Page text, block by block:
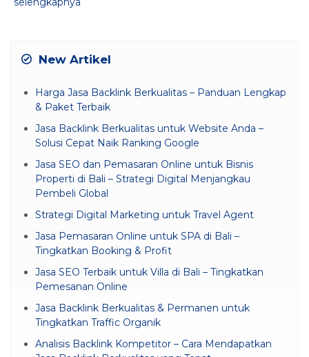
New Artikel
Harga Jasa Backlink Berkualitas – Panduan Lengkap
& Paket Terbaik
Jasa Backlink Berkualitas untuk Website Anda –
Solusi Cepat Naik Ranking Google
Jasa SEO dan Pemasaran Online untuk Bisnis
Properti di Bali – Strategi Digital Menjangkau
Pembeli Global
Strategi Digital Marketing untuk Travel Agent
Jasa Pemasaran Online untuk SPA di Bali –
Tingkatkan Booking & Profit
Jasa SEO Terbaik untuk Villa di Bali – Tingkatkan
Pemesanan Online
Jasa Backlink Berkualitas & Permanen untuk
Tingkatkan Traffic Organik
Analisis Backlink Kompetitor – Cara Mendapatkan